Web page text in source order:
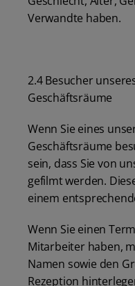
Verwandte haben.
2.4 Besucher
Geschäftsräume
Wenn Sie eines
Geschäftsräume
sein, dass Sie von
gefilmt werden.
einem
Wenn Sie einen
Mitarbeiter haben,
Namen sowie den
Rezeption